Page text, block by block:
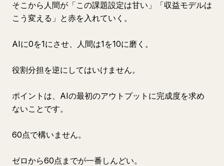
そこから人間が「この課題設定は甘い」「収益モデルは
こう変える」と赤を入れていく。
AIに0を1にさせ、人間は1を10に磨く。
役割分担を逆にしてはいけません。
ポイントは、AIの最初のアウトプットに完成度を求め
ないことです。
60点で構いません。
ゼロから60点までが一番しんどい。